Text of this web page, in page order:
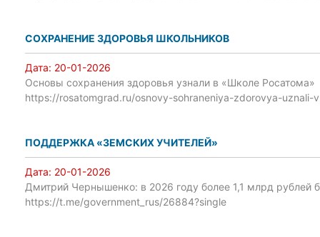
СОХРАНЕНИЕ ЗДОРОВЬЯ ШКОЛЬНИКОВ
Дата: 20-01-2026
Основы сохранения здоровья узнали в «Школе Росатома»
https://rosatomgrad.ru/osnovy-sohraneniya-zdorovya-uznali-
ПОДДЕРЖКА «ЗЕМСКИХ УЧИТЕЛЕЙ»
Дата: 20-01-2026
Дмитрий Чернышенко: в 2026 году более 1,1 млрд рублей
https://t.me/government_rus/26884?single